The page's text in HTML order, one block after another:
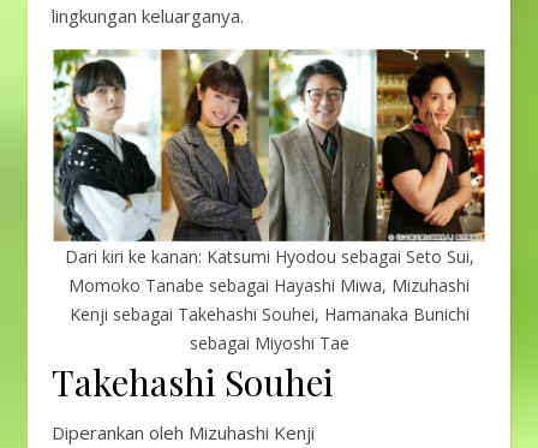
lingkungan keluarganya.
Dari kiri ke kanan: Katsumi Hyodou sebagai Seto Sui,
Momoko Tanabe sebagai Hayashi Miwa, Mizuhashi
Kenji sebagai Takehashi Souhei, Hamanaka Bunichi
sebagai Miyoshi Tae
Takehashi Souhei
Diperankan oleh Mizuhashi Kenji